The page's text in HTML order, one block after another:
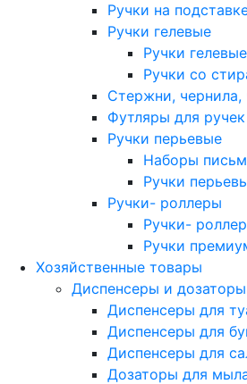
Ручки на
Ручки гелевые
Ручки гелевые
Ручки со
Стержни, чернила,
Футляры для ручек
Ручки перьевые
Наборы
Ручки
Ручки- роллеры
Ручки-
Ручки
Хозяйственные товары
Диспенсеры и дозаторы
Диспенсеры для
Диспенсеры для
Диспенсеры для
Дозаторы для